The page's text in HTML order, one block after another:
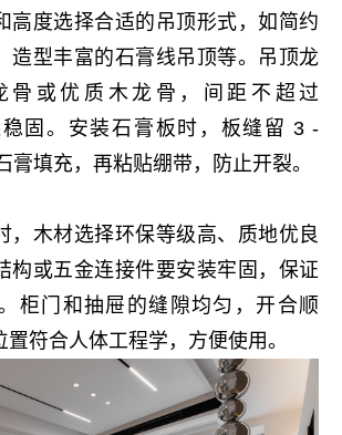
高度选择合适的吊顶形式，如简约
造型丰富的石膏线吊顶等。吊顶龙
骨或优质木龙骨，间距不超过
固。安装石膏板时，板缝留 3 -
膏填充，再粘贴绷带，防止开裂。
，木材选择环保等级高、质地优良
构或五金连接件要安装牢固，保证
柜门和抽屉的缝隙均匀，开合顺
符合人体工程学，方便使用。